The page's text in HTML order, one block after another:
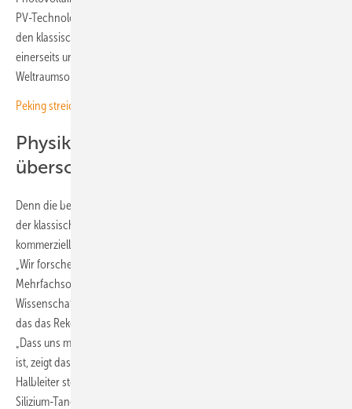
PV-Technologien haben das Potenzial, Anwendungslücken zwischen
den klassischen, kostengünstigen Freiflächen- und Aufdachanlagen
einerseits und den hoch performanten, dafür aber teureren
Weltraumsolarzellen anderseits zu schließen“, betont er.
Peking streicht Exportrabatte – steigen die Modulpreise?
Physikalisches Limit von Silizium
überschritten
Denn die beiden Technologien liegen über dem physikalischen Limit
der klassischen Siliziumsolarzelle von 29,4 Prozent. Aktuell erreichen
kommerziell erhältliche Solarmodule Wirkungsgrade von 24 Prozent.
„Wir forschen deshalb intensiv daran, Einfachsolarzellen durch
Mehrfachsolarzellen in Modulen zu ersetzen“, sagt Laura Stevens,
Wissenschaftlerin am Fraunhofer ISE und Leiterin des Projektteams,
das das Rekordmodul mit 34,2 Prozent Wirkungsgrad hergestellt hat.
„Dass uns mit dem III-V-Germanium-Modul ein Weltrekord gelungen
ist, zeigt das große Potenzial, das in der Kombination mehrerer
Halbleiter steckt.“ Jonas De Rose, Leiter des Projektteams mit dem
Silizium-Tandemmodul, sieht in der Tandemphotovoltaik eines der